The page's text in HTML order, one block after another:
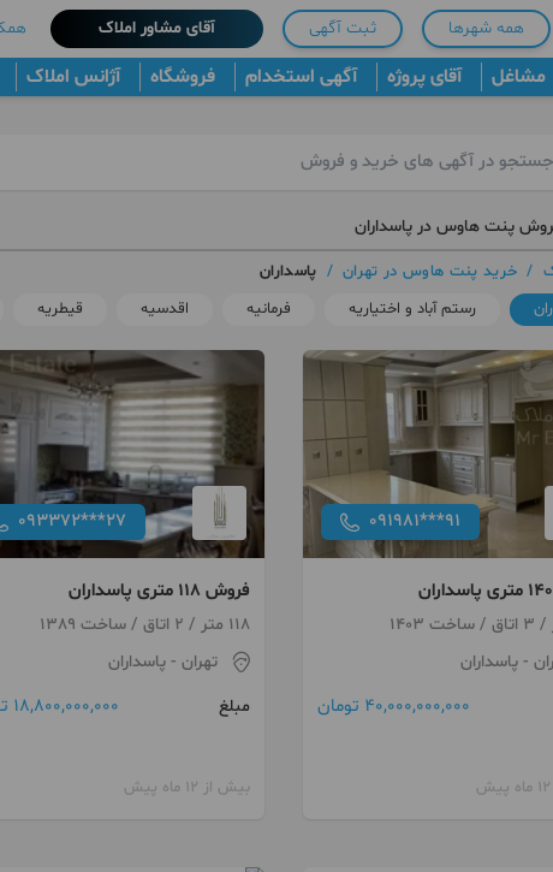
همه شهرها ثبت آگهی آقای مشاور املاک
مشاغل آقای پروژه آگهی استخدام فروشگاه آژانس املاک
پنت هاوس در پاسداران
/ خرید پنت هاوس در تهران / پاسداران
رستم آباد و اختیاریه فرمانیه اقدسیه قیطریه
091981***91
- پاسداران
40,000,000,000 تومان
093372***27
فروش 118 متری پاسداران
118 متر / 2 اتاق / ساخت 1389
تهران- پاسداران
مبلغ
18,800,000,000 تومان
بیش از 12 ماه پیش